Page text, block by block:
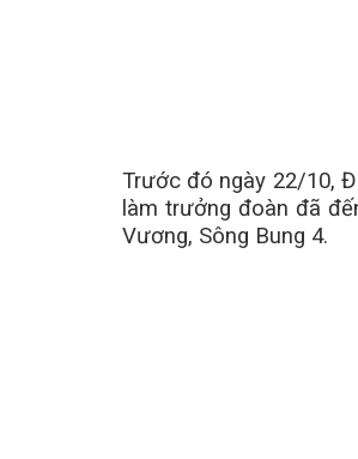
Trước đó ngày 22/10,
làm trưởng đoàn đã
Vương, Sông Bung 4.